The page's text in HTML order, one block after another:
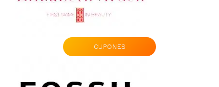
CUPONES